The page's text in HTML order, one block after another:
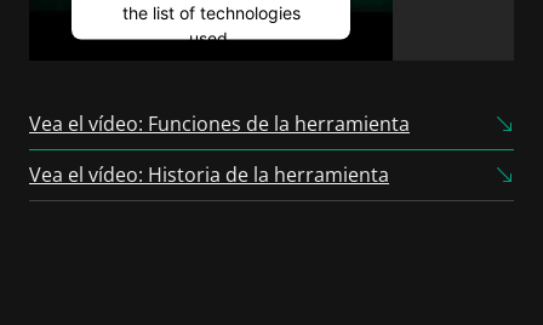
the list of technologies
used.
Consent Management
Vea el vídeo: Funciones de la herramienta
Vea el vídeo: Historia de la herramienta